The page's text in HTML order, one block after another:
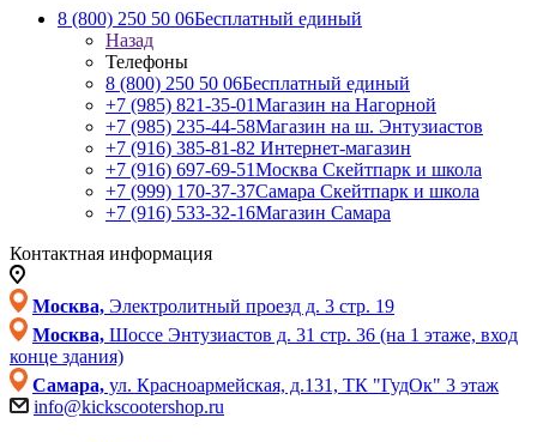
8 (800) 250 50 06Бесплатный единый
Назад
Телефоны
8 (800) 250 50 06Бесплатный единый
+7 (985) 821-35-01Магазин на Нагорной
+7 (985) 235-44-58Магазин на ш. Энтузиастов
+7 (916) 385-81-82 Интернет-магазин
+7 (916) 697-69-51Москва Скейтпарк и школа
+7 (999) 170-37-37Самара Скейтпарк и школа
+7 (916) 533-32-16Магазин Самара
Контактная информация
Москва, Электролитный проезд д. 3 стр. 19
Москва, Шоссе Энтузиастов д. 31 стр. 36 (на 1 этаже, вход
конце здания)
Самара, ул. Красноармейская, д.131, ТК "ГудОк" 3 этаж
info@kickscootershop.ru